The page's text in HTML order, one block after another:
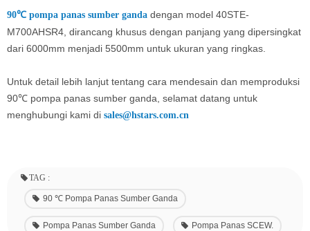
90℃ pompa panas sumber ganda dengan model 40STE-
M700AHSR4, dirancang khusus dengan panjang yang dipersingkat
dari 6000mm menjadi 5500mm untuk ukuran yang ringkas.
Untuk detail lebih lanjut tentang cara mendesain dan memproduksi
90℃ pompa panas sumber ganda, selamat datang untuk
menghubungi kami di sales@hstars.com.cn
TAG :
90 ℃ Pompa Panas Sumber Ganda
Pompa Panas Sumber Ganda Pompa Panas SCEW.